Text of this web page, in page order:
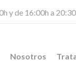
y de 16:00h a
Nosotros